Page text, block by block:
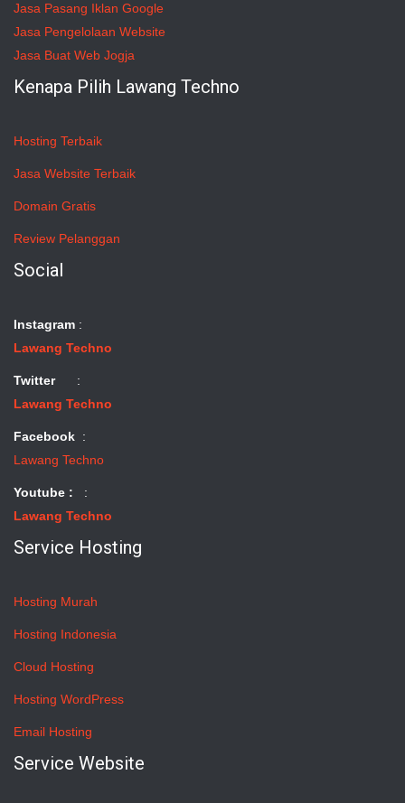
Jasa Pasang Iklan Google
Jasa Pengelolaan Website
Jasa Buat Web Jogja
Kenapa Pilih Lawang Techno
Hosting Terbaik
Jasa Website Terbaik
Domain Gratis
Review Pelanggan
Social
Instagram :
Lawang Techno
Twitter:
Lawang Techno
Facebook :
Lawang Techno
Youtube :
:
Lawang Techno
Service Hosting
Hosting Murah
Hosting Indonesia
Cloud Hosting
Hosting WordPress
Email Hosting
Service Website